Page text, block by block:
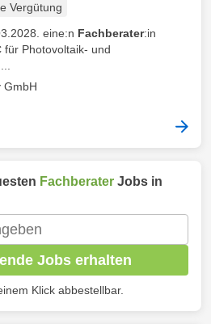
Vergütung
eine:n Fachberater:in
für Photovoltaik- und
GmbH
Fachberater Jobs in
Jobs erhalten
Klick abbestellbar.